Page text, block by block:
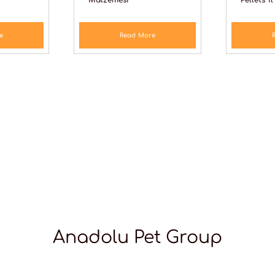
Read More
Anadolu Pet Group